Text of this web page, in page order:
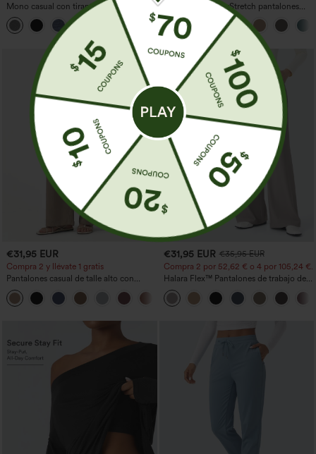
Mono casual con tirantes ajustables,
fruncidos, pierna ancha, tejido jaspeado
y bolsillos - Easy Peezy
Halara Flex™ DayStretch pantalones
acampanados de trabajo de tiro medio
con bolsillo lateral con cremallera
€31,95 EUR
Compra 2 y llévate 1 gratis
Pantalones casual de talle alto con
cordón, pernera ancha, en mezcla de
lino y con bolsillos
+5
€31,95 EUR €35,95 EUR
Compra 2 por 52,62 € o 4 por 105,24 €.
Halara Flex™ Pantalones de trabajo de
talle alto, moldeadores del cuerpo, que
estilizan la cintura, con bolsillos, de
pierna ancha en micro‑waffle